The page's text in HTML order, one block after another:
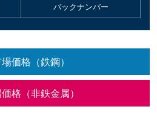
バックナンバー
価格（鉄鋼）
格（非鉄金属）